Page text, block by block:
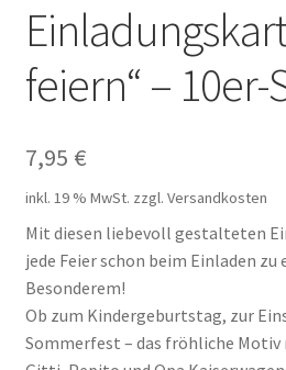
feiern“ – 10er-
7,95 €
inkl. 19 % MwSt. zzgl. Versandkosten
Mit diesen liebevoll gestalteten
jede Feier schon beim Einladen zu
Besonderem!
Ob zum Kindergeburtstag, zur
Sommerfest – das fröhliche Motiv